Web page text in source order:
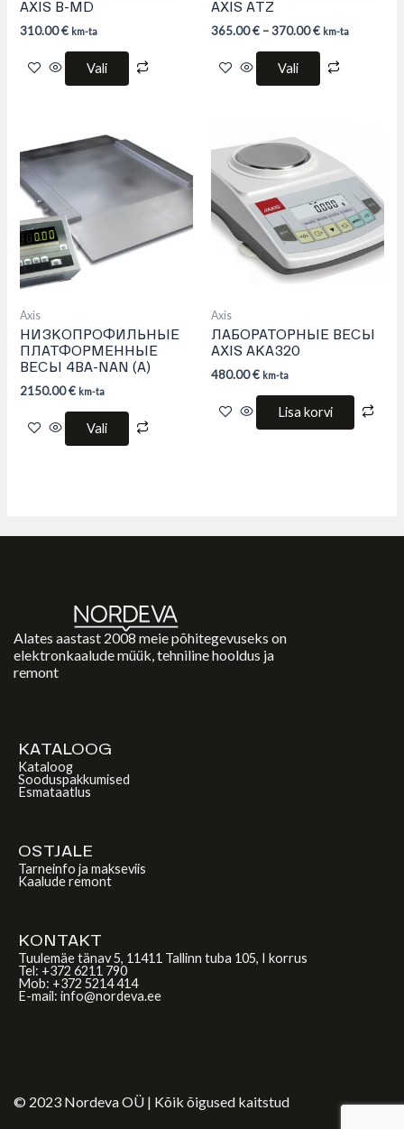
AXIS B-MD
310.00€ km-ta
Vali
AXIS ATZ
365.00€ –370.00€ km-ta
Vali
Axis
НИЗКОПРОФИЛЬНЫЕ
ПЛАТФОРМЕННЫЕ
ВЕСЫ 4BA-NAN (A)
2150.00€ km-ta
Vali
has
multiple
variants.
options
may
page
Axis
ЛАБОРАТОРНЫЕ ВЕСЫ
AXIS AKA320
480.00€ km-ta
Lisa korvi
Alates aastast 2008 meie põhitegevuseks on
elektronkaalude müük, tehniline hooldus ja
remont
KATALOOG
Kataloog
Sooduspakkumised
Esmataatlus
OSTJALE
Tarneinfo ja makseviis
Kaalude remont
KONTAKT
Tuulemäe tänav 5, 11411 Tallinn tuba 105, I korrus
Tel: +372 6211 790
Mob: +372 5214 414
E-mail: info@nordeva.ee
© 2023 Nordeva OÜ | Kõik õigused kaitstud